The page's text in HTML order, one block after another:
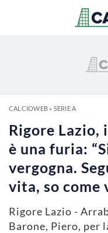
CALCIOWEB» SERIE A
Rigore Lazio,
è una furia:
vergogna.
vita, so come
Rigore Lazio -
Barone, Piero, per